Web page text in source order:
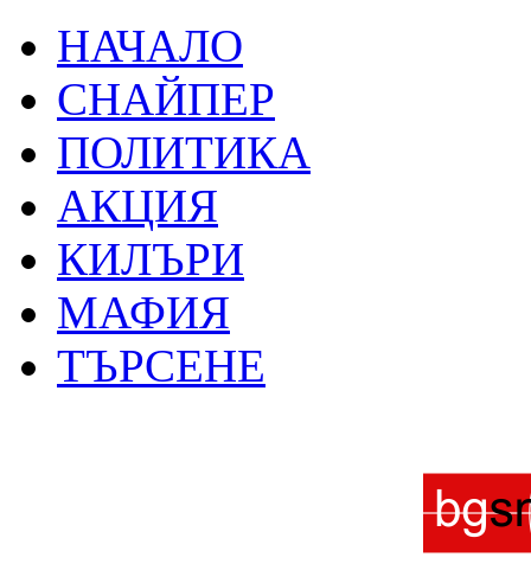
НАЧАЛО
СНАЙПЕР
ПОЛИТИКА
АКЦИЯ
КИЛЪРИ
МАФИЯ
ТЪРСЕНЕ